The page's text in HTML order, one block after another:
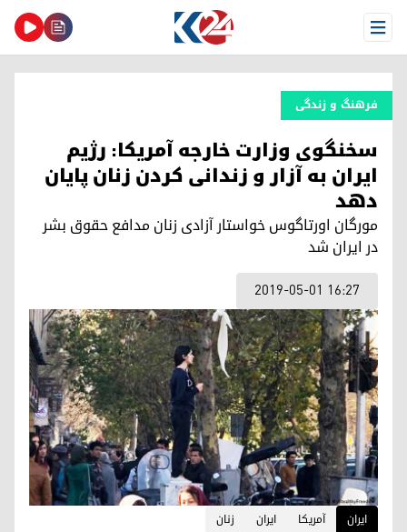
Open Menu
فرهنگ و زندگی
سخنگوی وزارت خارجه آمریکا: رژیم
ایران به آزار و زندانی کردن زنان پایان
دهد
مورگان اورتاگوس خواستار آزادی زنان مدافع حقوق بشر
در ایران شد
2019-05-01 16:27
ایران آمریکا ایران زنان